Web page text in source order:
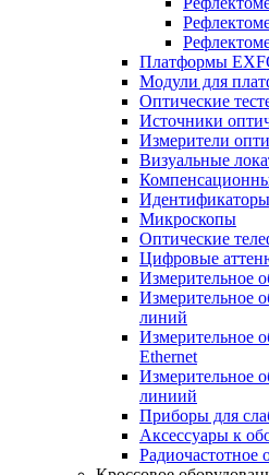
Платформы
Модули для
Оптические
Источники
Измерители
Визуальные
Микроскопы
Оптические
Цифровые
Измерительное
Измерительное
линий
Измерительное
Ethernet
Измерительное
линиий
Приборы для
Аксессуары к
Радиочастотное